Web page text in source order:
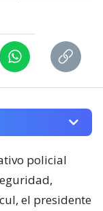
policial
el presidente